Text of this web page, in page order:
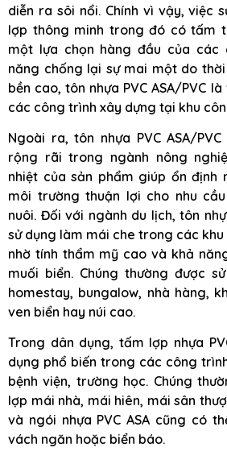
diễn ra sôi nổi. Chính vì vậy, việc
lợp thông minh trong đó có tấm
một lựa chọn hàng đầu của các
năng chống lại sự mai một do
bền cao, tôn nhựa PVC ASA/PVC
các công trình xây dựng tại khu
Ngoài ra, tôn nhựa PVC ASA/
rộng rãi trong ngành nông
nhiệt của sản phẩm giúp ổn
môi trường thuận lợi cho nhu
nuôi. Đối với ngành du lịch, tôn
sử dụng làm mái che trong các
nhờ tính thẩm mỹ cao và khả
muối biển. Chúng thường được
homestay, bungalow, nhà hàng,
ven biển hay núi cao.
Trong dân dụng, tấm lợp nhựa
dụng phổ biến trong các công
bệnh viện, trường học. Chúng
lợp mái nhà, mái hiên, mái sân
và ngói nhựa PVC ASA cũng có
vách ngăn hoặc biển báo.